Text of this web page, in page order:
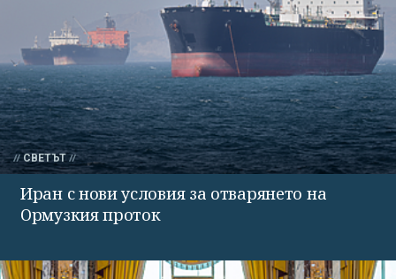
СВЕТЪТ
Иран с нови условия за отварянето на
Ормузкия проток